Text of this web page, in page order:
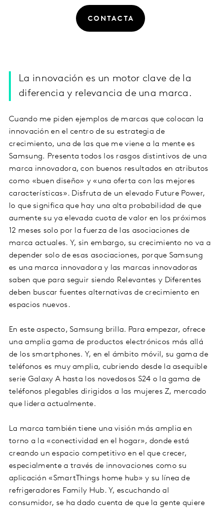
CONTACTA
La innovación es un motor clave de la
diferencia y relevancia de una marca.
Cuando me piden ejemplos de marcas que colocan la
innovación en el centro de su estrategia de
crecimiento, una de las que me viene a la mente es
Samsung. Presenta todos los rasgos distintivos de una
marca innovadora, con buenos resultados en atributos
como «buen diseño» y «una oferta con las mejores
características». Disfruta de un elevado Future Power,
lo que significa que hay una alta probabilidad de que
aumente su ya elevada cuota de valor en los próximos
12 meses solo por la fuerza de las asociaciones de
marca actuales. Y, sin embargo, su crecimiento no va a
depender solo de esas asociaciones, porque Samsung
es una marca innovadora y las marcas innovadoras
saben que para seguir siendo Relevantes y Diferentes
deben buscar fuentes alternativas de crecimiento en
espacios nuevos.
En este aspecto, Samsung brilla. Para empezar, ofrece
una amplia gama de productos electrónicos más allá
de los smartphones. Y, en el ámbito móvil, su gama de
teléfonos es muy amplia, cubriendo desde la asequible
serie Galaxy A hasta los novedosos S24 o la gama de
teléfonos plegables dirigidos a las mujeres Z, mercado
que lidera actualmente.
La marca también tiene una visión más amplia en
torno a la «conectividad en el hogar», donde está
creando un espacio competitivo en el que crecer,
especialmente a través de innovaciones como su
aplicación «SmartThings home hub» y su línea de
refrigeradores Family Hub. Y, escuchando al
consumidor, se ha dado cuenta de que la gente quiere